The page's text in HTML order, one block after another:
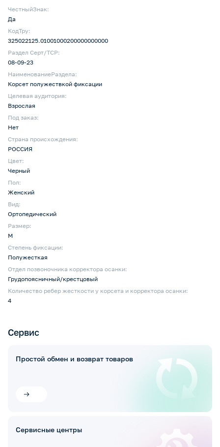
ЧестныйЗнак:
Да
КодТру:
325022125.01001000200000000000
Раздел Серт/ТСР:
08-09-23
НаименованиеРаздела:
Корсет полужествкой фиксации
Целевая аудитория:
Взрослая
Под заказ:
Нет
Страна происхождения:
РОССИЯ
Цвет:
Черный
Пол:
Женский
Вид:
Ортопедический
Размер:
M
Степень фиксации:
Полужесткая
Отдел позвоночника корректора осанки:
Грудопоясничный/крестцовый
Количество ребер жесткости у корсета и корректора осанки:
4
Сервис
Простой обмен и возврат товаров
Сервисные центры